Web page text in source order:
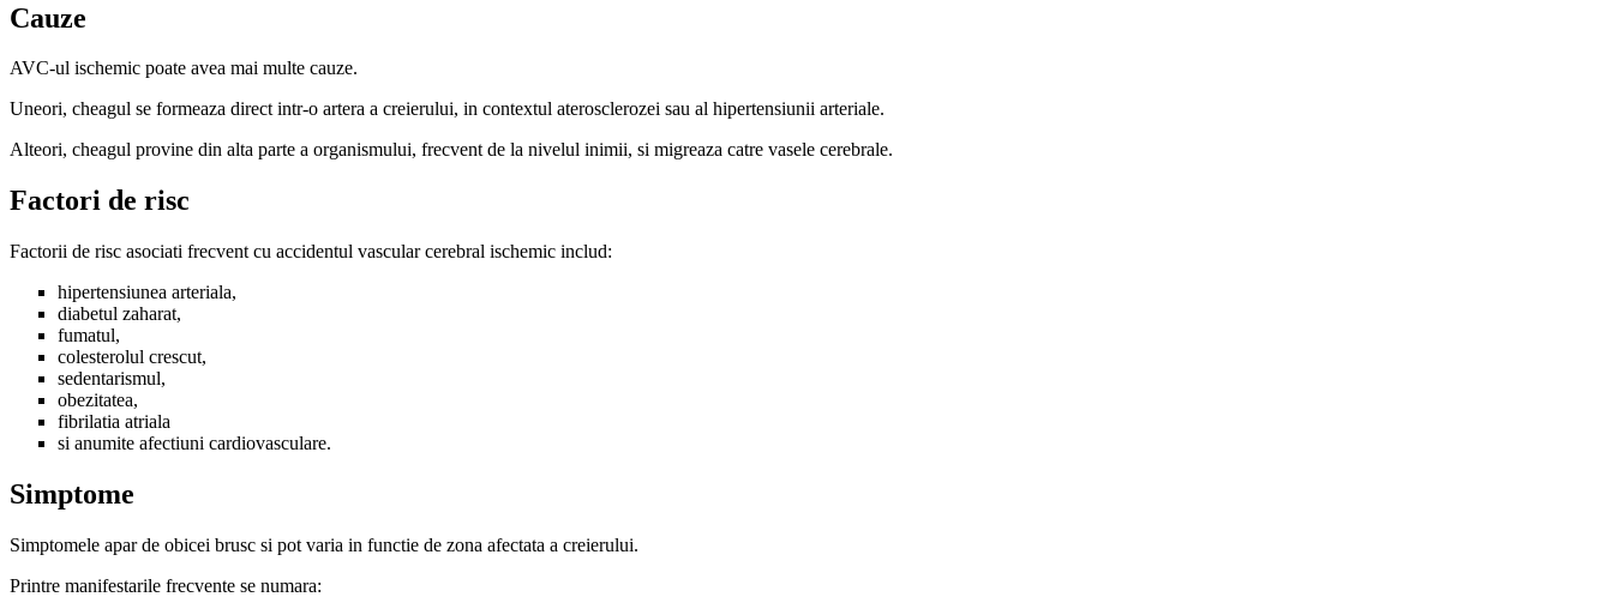
Cauze
AVC-ul ischemic poate avea mai multe cauze.
Uneori, cheagul se formeaza direct intr-o artera a creierului, in contextul aterosclerozei sau al hipertensiunii arteriale.
Alteori, cheagul provine din alta parte a organismului, frecvent de la nivelul inimii, si migreaza catre vasele cerebrale.
Factori de risc
Factorii de risc asociati frecvent cu accidentul vascular cerebral ischemic includ:
hipertensiunea arteriala,
diabetul zaharat,
fumatul,
colesterolul crescut,
sedentarismul,
obezitatea,
fibrilatia atriala
si anumite afectiuni cardiovasculare.
Simptome
Simptomele apar de obicei brusc si pot varia in functie de zona afectata a creierului.
Printre manifestarile frecvente se numara: